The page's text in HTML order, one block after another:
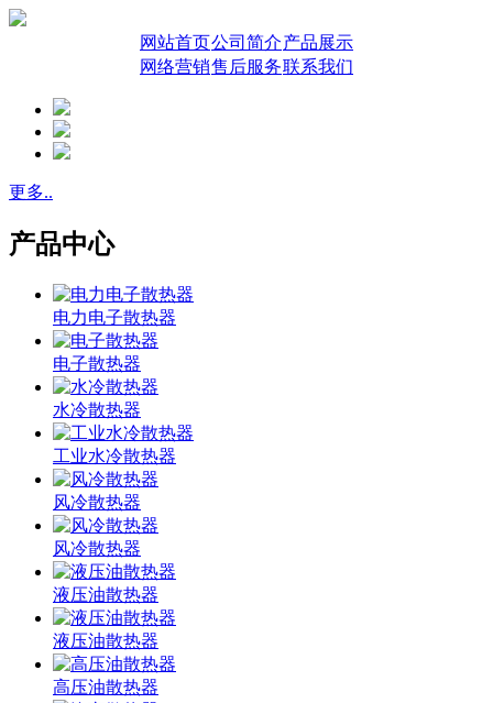
网站首页公司简介产品展示
网络营销售后服务联系我们
更多..
产品中心
电力电子散热器
电子散热器
水冷散热器
工业水冷散热器
风冷散热器
风冷散热器
液压油散热器
液压油散热器
高压油散热器